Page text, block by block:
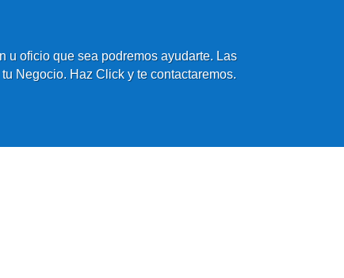
u oficio que sea podremos ayudarte. Las
Negocio. Haz Click y te contactaremos.